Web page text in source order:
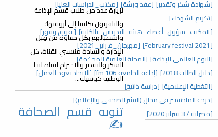
[شهادة شكر وتقدير] [عقد ورشة] [مكتب_الدراسات العليا]
[تكريم الشهداء]
[#مكتب_شؤون_أعضاء_هيئة_التدريس_بالكلية][تفوق وفوز]
[February festival 2021]
[مهرجان_فبراير_2021]
[اليوم العالمي للإذاعة] [المجلة العلمية المحكمة]
[دليل الطالب 2018]
[إذاعة الجامعة 106 fm]
[الاتحاد يعود للعمل]
[التغطية الإعلامية] [دراسة ذاتية]
[درجة الماجستير في مجال (النشر الصحفي والإعلام)]
[مصراتة / 8 فبراير 2020]
لزيارة عدد من طلاب قسم الإذاعة
والتلفزيون بكليتنا إلى أروقتها؛
واستقبالهم بكل حفاوة من قِبل
الإدارة والسادة منتسبي القناة، كل
الشكر والتقدير والاحترام لقناة ليبيا
الوطنية كوسيلة...
تنويه_قسم_الصحافة
✍️